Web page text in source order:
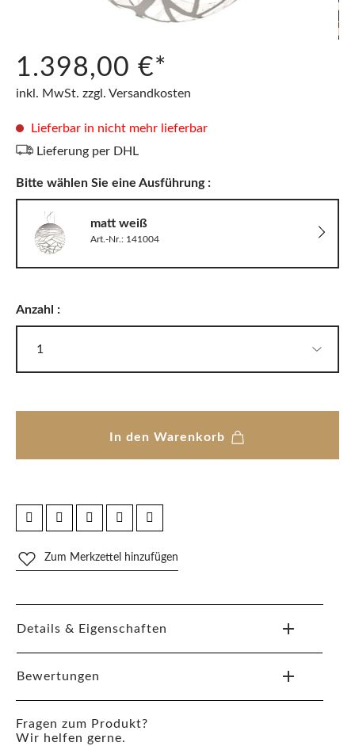
1.398,00 €*
inkl. MwSt. zzgl. Versandkosten
Lieferbar in nicht mehr lieferbar
Lieferung per DHL
Bitte wählen Sie eine Ausführung :
matt weiß
Art.-Nr.: 141004
Anzahl :
In den Warenkorb
Zum Merkzettel hinzufügen
Details & Eigenschaften
Bewertungen
Fragen zum Produkt?
Wir helfen gerne.